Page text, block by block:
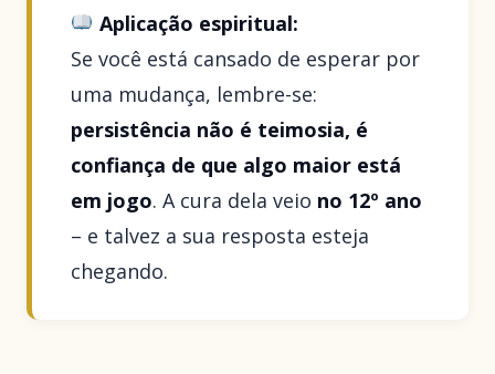
Aplicação espiritual:
Se você está cansado de esperar por
uma mudança, lembre-se:
persistência não é teimosia, é
confiança de que algo maior está
em jogo. A cura dela veio no 12º ano
– e talvez a sua resposta esteja
chegando.